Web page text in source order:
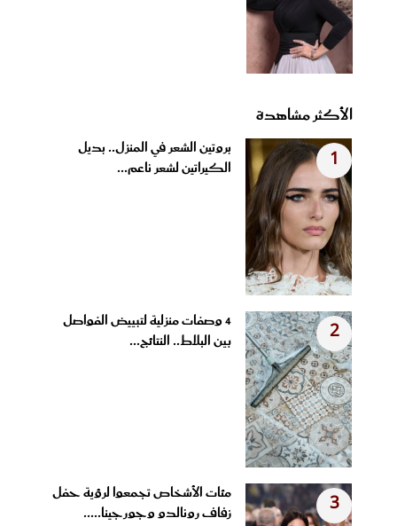
الأكثر مشاهدة
1
بروتين الشعر في المنزل.. بديل
الكيراتين لشعر ناعم...
2
4 وصفات منزلية لتبييض الفواصل
بين البلاط.. النتائج...
3
مئات الأشخاص تجمعوا لرؤية حفل
زفاف رونالدو وجورجينا.....